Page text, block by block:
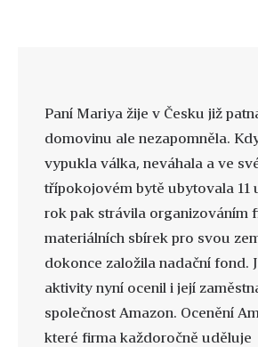
Paní Mariya žije v Česku již
domovinu ale nezapomněla.
vypukla válka, neváhala a ve
třípokojovém bytě ubytovala 11
rok pak strávila organizováním
materiálních sbírek pro svou
dokonce založila nadační fond.
aktivity nyní ocenil i její
společnost Amazon. Ocenění
které firma každoročně uděluje